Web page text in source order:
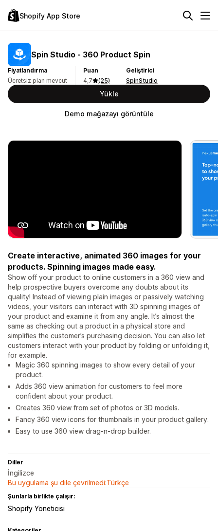
Shopify App Store
Spin Studio ‑ 360 Product Spin
Fiyatlandırma
Ücretsiz plan mevcut
Puan
4,7
(25)
Geliştirici
SpinStudio
Yükle
Demo mağazayı görüntüle
Create interactive, animated 360 images for your
products. Spinning images made easy.
Show off your product to online customers in a 360 view and
help prospective buyers overcome any doubts about its
quality! Instead of viewing plain images or passively watching
videos, your visitors can interact with 3D spinning images of
your product and examine it from any angle. It’s almost the
same as checking out a product in a physical store and
simplifies the customer’s purchasing decision. You can also let
customers interact with your product by folding or unfolding it,
for example.
Magic 360 spinning images to show every detail of your
product.
Adds 360 view animation for customers to feel more
confident about your product.
Creates 360 view from set of photos or 3D models.
Fancy 360 view icons for thumbnails in your product gallery.
Easy to use 360 view drag-n-drop builder.
Diller
İngilizce
Bu uygulama şu dile çevrilmedi:Türkçe
Şunlarla birlikte çalışır:
Shopify Yöneticisi